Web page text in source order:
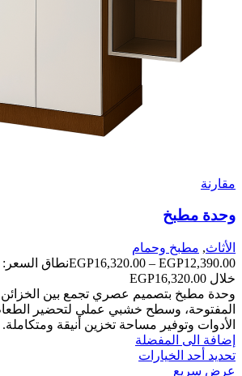
مقارنة
وحدة مطبخ
الأثاث, مطبخ وحمام
EGP12,390.00
–
EGP16,320.00
خلال ⁦EGP16,320.00⁩
وحدة مطبخ بتصميم عصري تجمع بين الخزائن
المفتوحة، وسطح خشبي عملي لتحضير
الأدوات وتوفير مساحة تخزين أنيقة ومتكاملة.
إضافة الى المفضلة
تحديد أحد الخيارات
عرض سريع